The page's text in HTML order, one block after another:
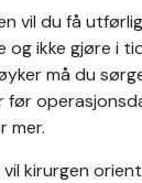
vil du få
og ikke gjøre i
må du
mer.
kirurgen